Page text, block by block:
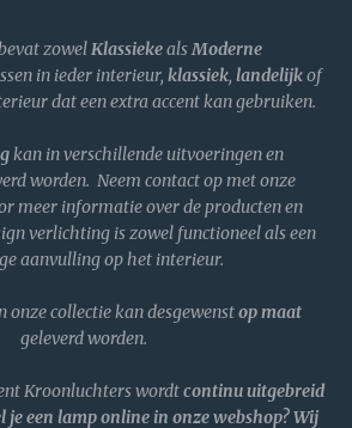
zowelKlassiekealsModerne
in ieder interieur, klassiek, landelijkof
dat een extra accent kan gebruiken.
kan in verschillende uitvoeringen en
worden. Neem contact op met onze
meer informatie over de producten en
verlichting is zowel functioneel als een
aanvulling op het interieur.
onze collectie kan desgewenstop maat
geleverd worden.
Kroonluchters wordtcontinu uitgebreid
je een lamp online in onze webshop? Wij